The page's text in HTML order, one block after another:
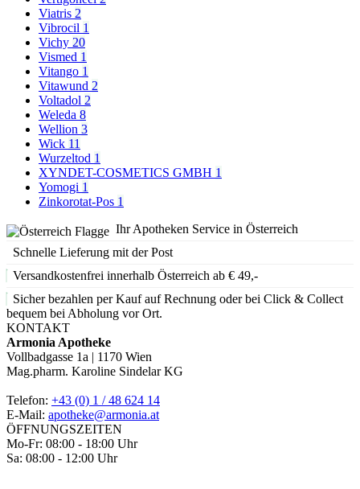
Viatris 2
Vibrocil 1
Vichy 20
Vismed 1
Vitango 1
Vitawund 2
Voltadol 2
Weleda 8
Wellion 3
Wick 11
Wurzeltod 1
XYNDET-COSMETICS GMBH 1
Yomogi 1
Zinkorotat-Pos 1
Ihr Apotheken Service in Österreich
Schnelle Lieferung mit der Post
Versandkostenfrei innerhalb Österreich ab € 49,-
Sicher bezahlen per Kauf auf Rechnung oder bei Click & Collect
bequem bei Abholung vor Ort.
KONTAKT
Armonia Apotheke
Vollbadgasse 1a | 1170 Wien
Mag.pharm. Karoline Sindelar KG
Telefon: +43 (0) 1 / 48 624 14
E-Mail: apotheke@armonia.at
ÖFFNUNGSZEITEN
Mo-Fr: 08:00 - 18:00 Uhr
Sa: 08:00 - 12:00 Uhr